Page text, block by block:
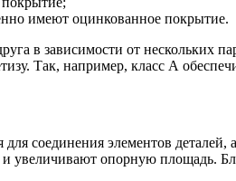
имеют оцинкованное покрытие.
в зависимости от нескольких
Так, например, класс А
соединения элементов
увеличивают опорную площадь.